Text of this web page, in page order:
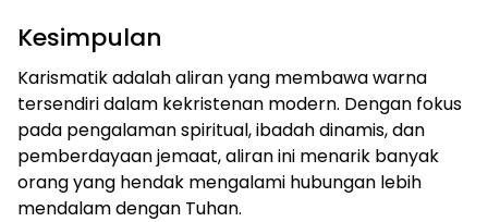
Kesimpulan
Karismatik adalah aliran yang membawa warna
tersendiri dalam kekristenan modern. Dengan fokus
pada pengalaman spiritual, ibadah dinamis, dan
pemberdayaan jemaat, aliran ini menarik banyak
orang yang hendak mengalami hubungan lebih
mendalam dengan Tuhan.